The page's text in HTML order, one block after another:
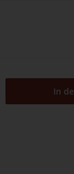
In